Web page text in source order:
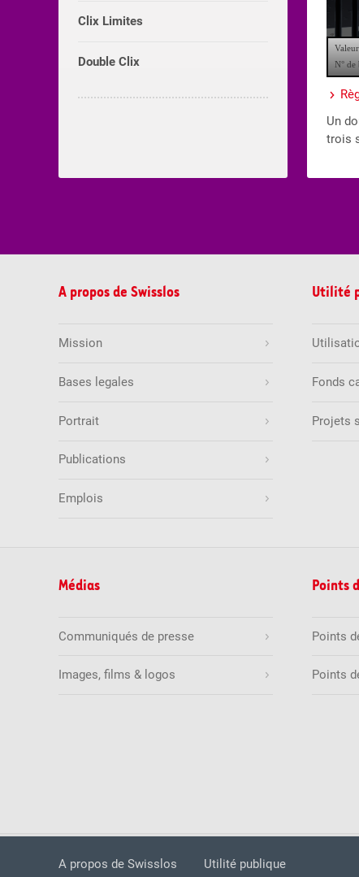
Clix Limites
Double Clix
Un
trois
A propos de Swisslos Utilité publique
A propos de Swisslos
Mission
Bases legales
Portrait
Publications
Emplois
Utilité
Fonds
Projets
Médias
Communiqués de presse
Images, films & logos
Points
Points
Points
Swisslos 2026 Sécurité